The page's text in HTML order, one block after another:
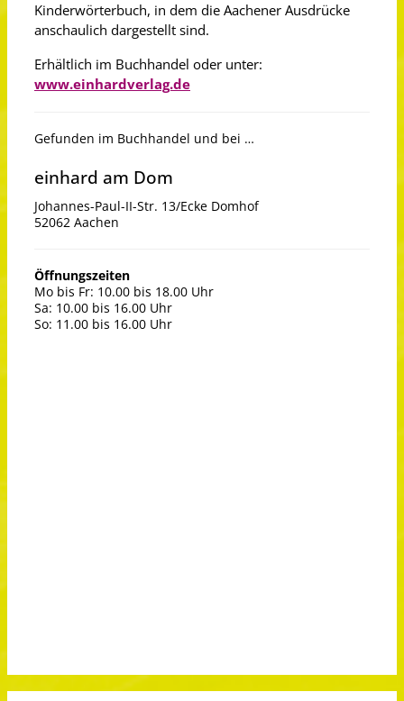
Kinderwörterbuch, in dem die Aachener Ausdrücke
anschaulich dargestellt sind.
Erhältlich im Buchhandel oder unter:
www.einhardverlag.de
Gefunden im Buchhandel und bei …
einhard am Dom
Johannes-Paul-II-Str. 13/Ecke Domhof
52062 Aachen
Öffnungszeiten
Mo bis Fr: 10.00 bis 18.00 Uhr
Sa: 10.00 bis 16.00 Uhr
So: 11.00 bis 16.00 Uhr